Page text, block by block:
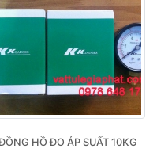
HỒ ĐO ÁP SUẤT 10KG